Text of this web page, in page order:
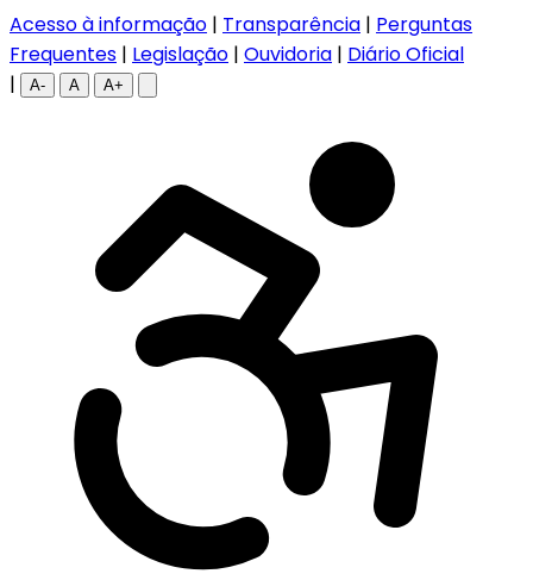
Acesso à informação | Transparência | Perguntas
Frequentes | Legislação | Ouvidoria | Diário Oficial
|
A- A A+